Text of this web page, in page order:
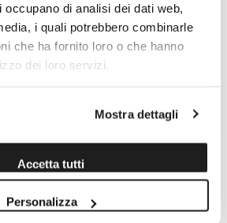
di analisi dei dati web,
i quali potrebbero combinarle
che ha fornito loro o che hanno
dei loro servizi.
Mostra dettagli
Accetta tutti
Personalizza
ORZO DECORTICATO
Venduto da: Lievito Madre
5,00 €